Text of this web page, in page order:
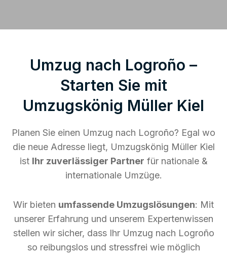
Umzug nach Logroño –
Starten Sie mit
Umzugskönig Müller Kiel
Planen Sie einen Umzug nach Logroño? Egal wo
die neue Adresse liegt, Umzugskönig Müller Kiel
ist Ihr zuverlässiger Partner für nationale &
internationale Umzüge.
Wir bieten umfassende Umzugslösungen: Mit
unserer Erfahrung und unserem Expertenwissen
stellen wir sicher, dass Ihr Umzug nach Logroño
so reibungslos und stressfrei wie möglich